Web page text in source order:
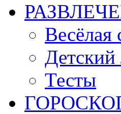
Весёлая
Детский
Тесты